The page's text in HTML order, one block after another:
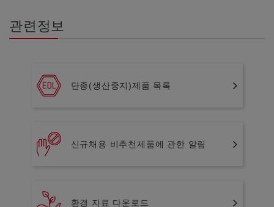
관련정보
단종(생산중지)제품 목록
신규채용 비추천제품에 관한 알림
환경 자료 다운로드